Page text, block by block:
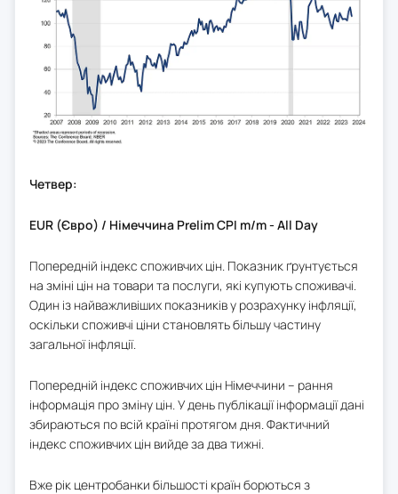
Четвер:
EUR (Євро) / Німеччина Prelim CPI m/m - All Day
Попередній індекс споживчих цін. Показник ґрунтується
на зміні цін на товари та послуги, які купують споживачі.
Один із найважливіших показників у розрахунку інфляції,
оскільки споживчі ціни становлять більшу частину
загальної інфляції.
Попередній індекс споживчих цін Німеччини – рання
інформація про зміну цін. У день публікації інформації дані
збираються по всій країні протягом дня. Фактичний
індекс споживчих цін вийде за два тижні.
Вже рік центробанки більшості країн борються з